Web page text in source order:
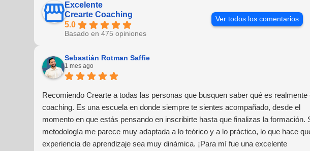
Excelente
Crearte Coaching
5.0
Basado en 475 opiniones
Ver todos los comentarios
Sebastián Rotman Saffie
1 mes ago
Recomiendo Crearte a todas las personas que busquen saber qué es realmente
coaching. Es una escuela en donde siempre te sientes acompañado, desde el
momento en que estás pensando en inscribirte hasta que finalizas la formación.
metodología me parece muy adaptada a lo teórico y a lo práctico, lo que hace
experiencia de aprendizaje sea muy dinámica. ¡Para mí fue una excelente